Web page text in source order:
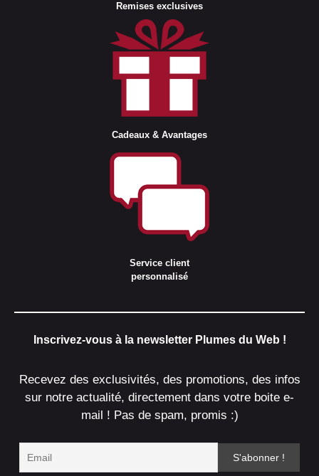
Remises exclusives
Cadeaux & Avantages
Service client
personnalisé
Inscrivez-vous à la newsletter Plumes du Web !
Recevez des exclusivités, des promotions, des infos
sur notre actualité, directement dans votre boite e-
mail ! Pas de spam, promis :)